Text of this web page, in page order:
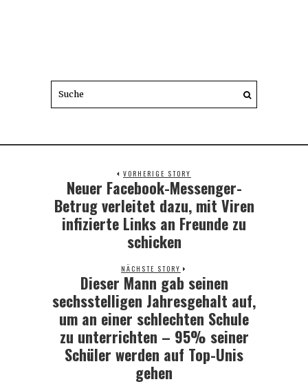
VORHERIGE STORY
Previous
post:
Neuer Facebook-Messenger-
Betrug verleitet dazu, mit Viren
infizierte Links an Freunde zu
schicken
NÄCHSTE STORY
Next
post:
Dieser Mann gab seinen
sechsstelligen Jahresgehalt auf,
um an einer schlechten Schule
zu unterrichten – 95% seiner
Schüler werden auf Top-Unis
gehen